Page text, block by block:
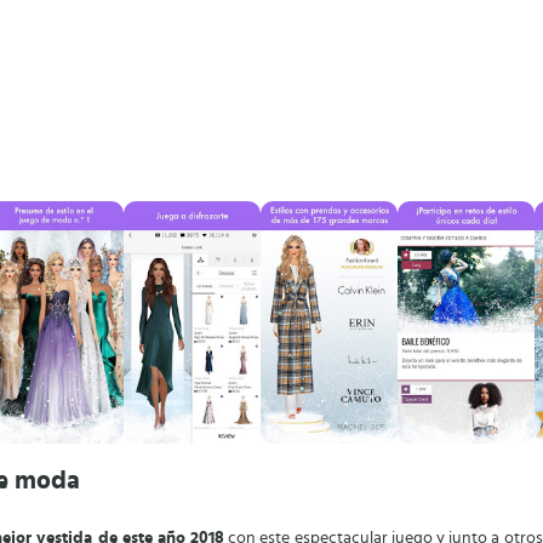
moda
vestida de este año 2018 con este espectacular juego y junto a